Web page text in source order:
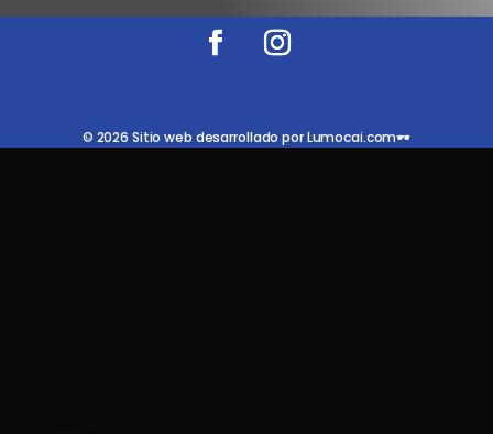
© 2026 Sitio web desarrollado por Lumocai.com🕶️